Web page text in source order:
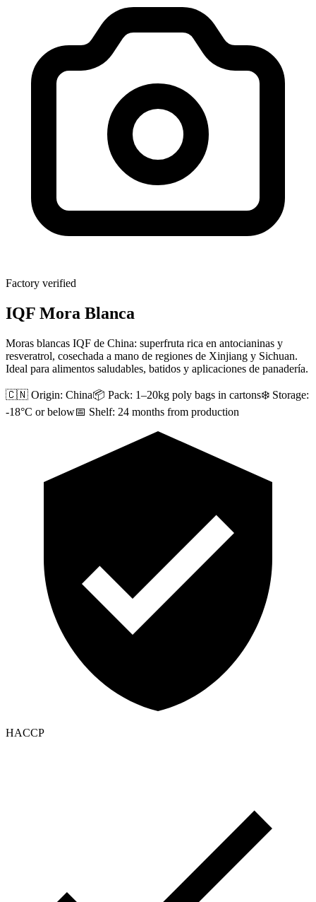
Factory verified
IQF Mora Blanca
Moras blancas IQF de China: superfruta rica en antocianinas y
resveratrol, cosechada a mano de regiones de Xinjiang y Sichuan.
Ideal para alimentos saludables, batidos y aplicaciones de panadería.
🇨🇳 Origin: China📦 Pack: 1–20kg poly bags in cartons❄️ Storage:
-18°C or below📅 Shelf: 24 months from production
HACCP